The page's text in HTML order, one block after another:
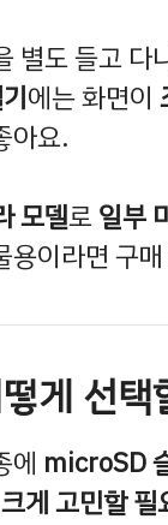
별도 들고 다
에는 화면이
아요.
모델로일부
용이라면 구
게 선택
에 microSD
게 고민할 필